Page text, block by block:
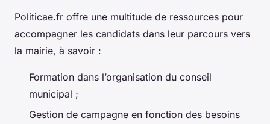
Politicae.fr offre une multitude de ressources pour
accompagner les candidats dans leur parcours vers
la mairie, à savoir :
Formation dans l’organisation du conseil
municipal ;
Gestion de campagne en fonction des besoins